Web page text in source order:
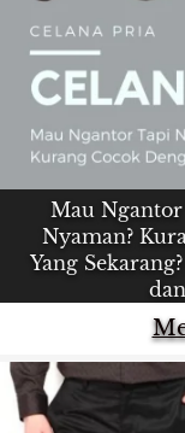
Mau Ngantor
Nyaman?
Yang